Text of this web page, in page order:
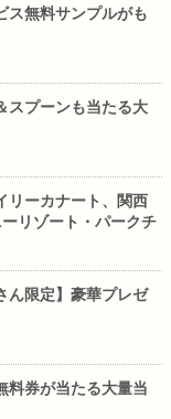
無料サンプルがも
スプーンも当たる大
リーカナート、関西
リゾート・パークチ
ん限定】豪華プレゼ
料券が当たる大量当